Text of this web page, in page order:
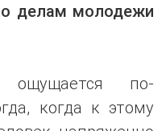
делам молодежи
по-
когда к этому